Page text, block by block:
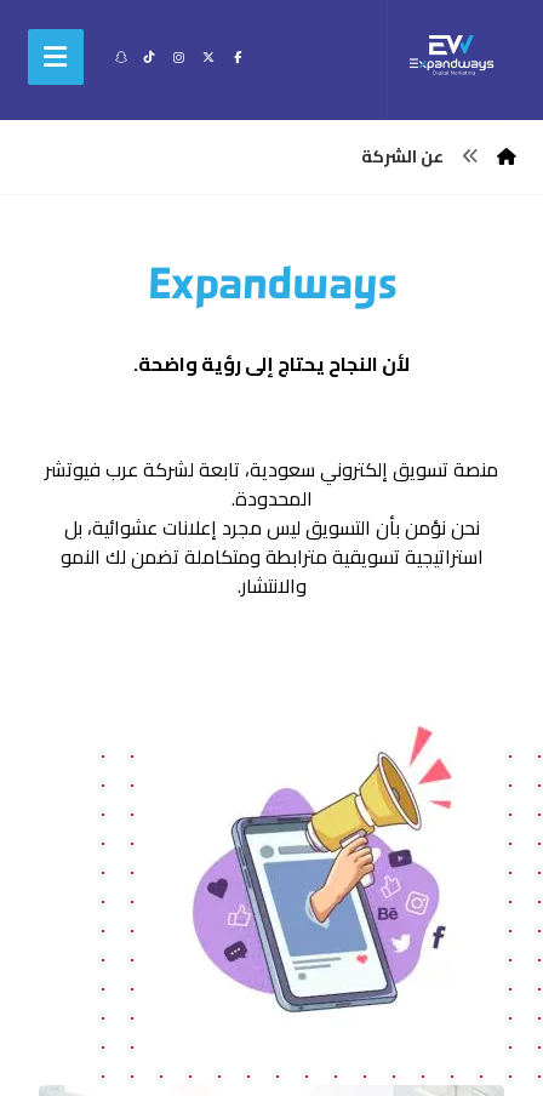
عن الشركة
Expandways
لأن النجاح يحتاج إلى رؤية واضحة.
منصة تسويق إلكتروني سعودية، تابعة لشركة عرب فيوتشر
المحدودة.
نحن نؤمن بأن التسويق ليس مجرد إعلانات عشوائية، بل
استراتيجية تسويقية مترابطة ومتكاملة تضمن لك النمو
والانتشار.